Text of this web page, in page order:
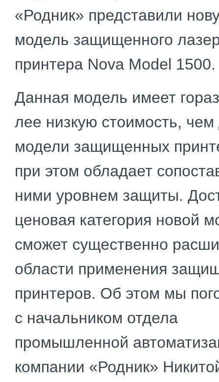
«Родник» представили
модель защищенного
принтера Nova Model 1500.
Данная модель имеет
лее низкую стоимость, чем
модели защищенных
при этом обладает
ними уровнем защиты.
цено­вая категория новой
сможет существенно
области приме­нения
принтеров. Об этом мы
с начальником отдела
промышленной
компа­нии «Родник»